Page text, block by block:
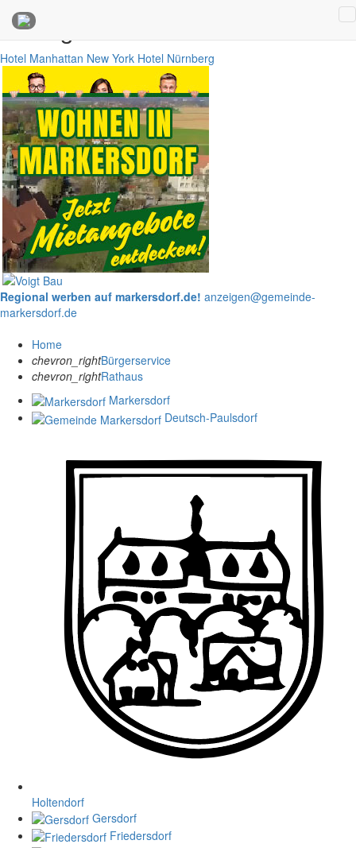
Anzeigen
Hotel Manhattan New York Hotel Nürnberg
Regional werben auf markersdorf.de! anzeigen@gemeinde-
markersdorf.de
Home
chevron_rightBürgerservice
chevron_rightRathaus
Markersdorf
Deutsch-Paulsdorf
Holtendorf
Gersdorf
Friedersdorf